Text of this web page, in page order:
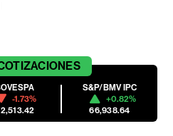
-1.73%
S&P/BMV IPC
+0.82%
66,938.64